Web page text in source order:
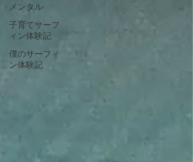
メンタル
子育てサーフ
ィン体験記
僕のサーフィ
ン体験記